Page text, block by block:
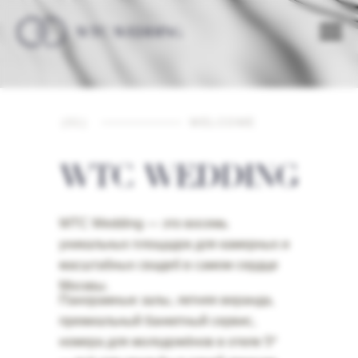
WTC Wedding — это восемь
уникальных площадок для камерных и
масштабных свадеб в самом сердце
Москвы.
Панорамные залы, летняя веранда,
премиальный банкетный сервис,
номера для молодожёнов в отеле 5*